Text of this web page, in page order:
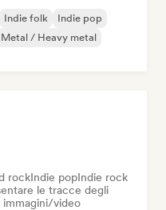
Indie folk
Indie pop
Metal / Heavy metal
rockIndie popIndie rock
le tracce degli
immagini/video